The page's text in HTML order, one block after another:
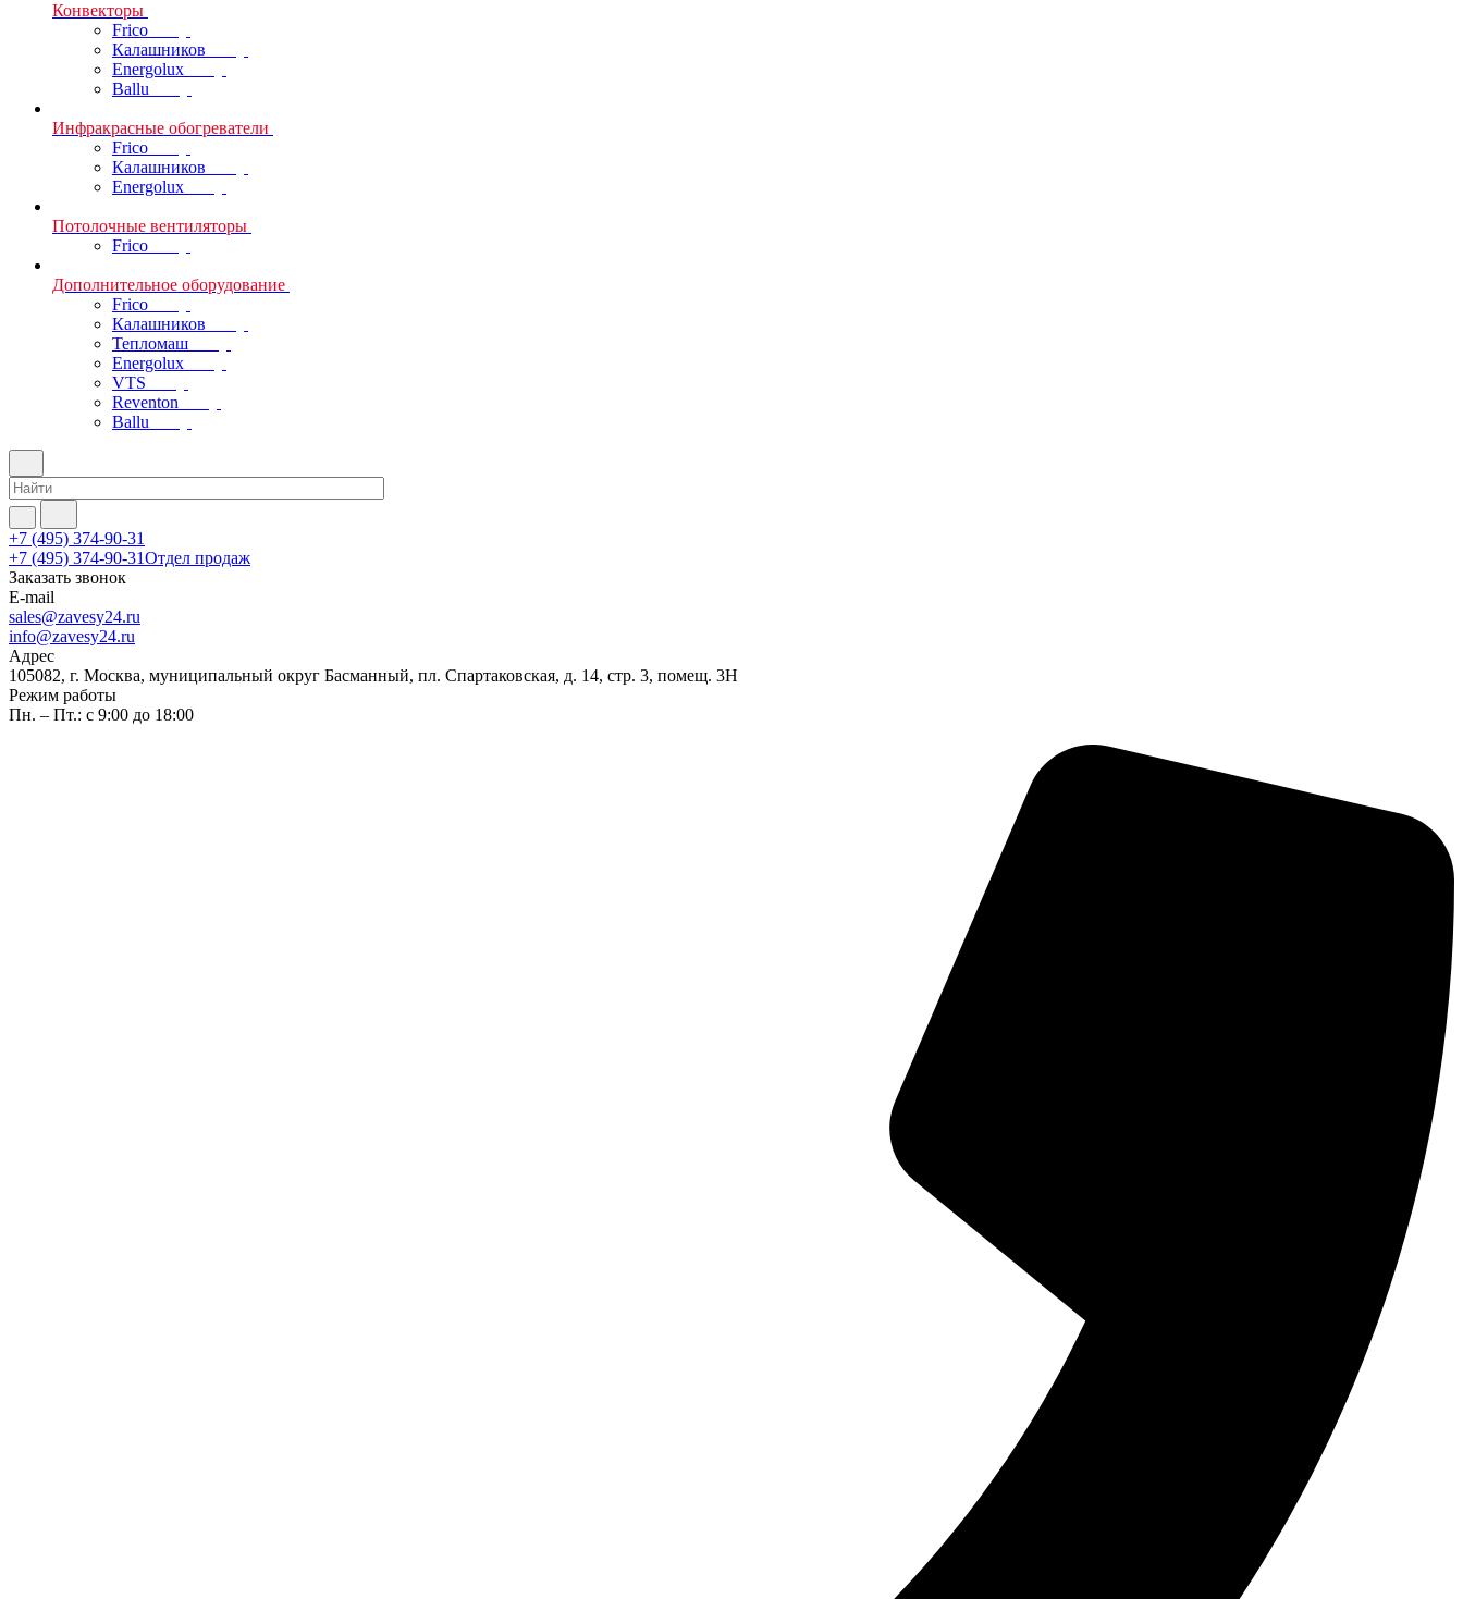
Конвекторы
Frico
Калашников
Energolux
Ballu
Инфракрасные обогреватели
Frico
Калашников
Energolux
Потолочные вентиляторы
Frico
Дополнительное оборудование
Frico
Калашников
Тепломаш
Energolux
VTS
Reventon
Ballu
+7 (495) 374-90-31
+7 (495) 374-90-31Отдел продаж
Заказать звонок
E-mail
sales@zavesy24.ru
info@zavesy24.ru
Адрес
105082, г. Москва, муниципальный округ Басманный, пл. Спартаковская, д. 14, стр. 3, помещ. 3Н
Режим работы
Пн. – Пт.: с 9:00 до 18:00